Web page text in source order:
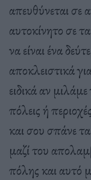
απευθύνεται σε
αυτοκίνητο σε
να είναι ένα
αποκλειστικά
ειδικά αν
πόλεις ή
και σου σπάνε
μαζί του
πόλης και αυτό